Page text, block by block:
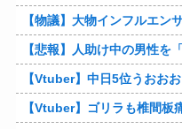
【物議】大物インフルエンサー「喫煙者の権
【悲報】人助け中の男性を「犯罪です
【Vtuber】中日5位うおお
【Vtuber】ゴリラも椎間板